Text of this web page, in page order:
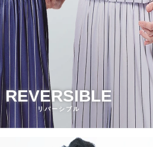
REVERSIBLE
リバーシブル